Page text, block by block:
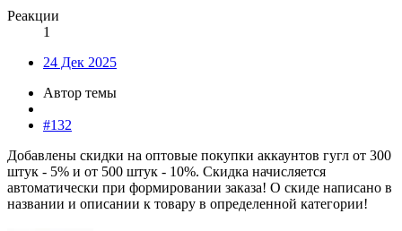
Реакции
1
24 Дек 2025
Автор темы
#132
Добавлены скидки на оптовые покупки аккаунтов гугл от 300
штук - 5% и от 500 штук - 10%. Скидка начисляется
автоматически при формировании заказа! О скиде написано в
названии и описании к товару в определенной категории!